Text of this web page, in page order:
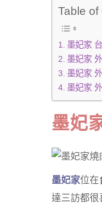
Table of
墨妃家
墨妃家
墨妃家
墨妃家
墨妃
墨妃家位在
達三訪都很